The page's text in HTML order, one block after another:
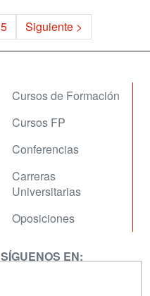
5 Siguiente >
Cursos de Formación
Cursos FP
Conferencias
Carreras
Universitarias
Oposiciones
SÍGUENOS EN: